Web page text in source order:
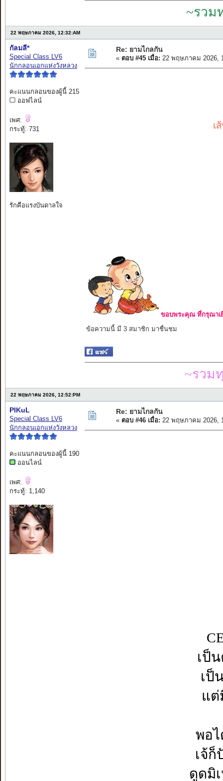
~รวม
22 พฤษภาคม 2026, 12:32:AM
กัลมลี*
Special Class LV6
นักกลอนเอกแห่งวังหลวง
คะแนนกลอนของผู้นี้ 215
ออฟไลน์
เพศ:
กระทู้: 731
รักคือแรงบันดาลใจ
Re: ยามไกลกัน
« ตอบ #45 เมื่อ: 22 พฤษภาคม 2026,
เ
ขอบพระคุณ ที่กรุณาเ
ข้อความนี้ มี 3 สมาชิก มาชื่นชม
~รวม
22 พฤษภาคม 2026, 12:52:PM
PIKuL
Special Class LV6
นักกลอนเอกแห่งวังหลวง
คะแนนกลอนของผู้นี้ 190
ออนไลน์
เพศ:
กระทู้: 1,140
Re: ยามไกลกัน
« ตอบ #46 เมื่อ: 22 พฤษภาคม 2026,
เป็
เป็
แต่
พอ
เจ้
ดูดมิ